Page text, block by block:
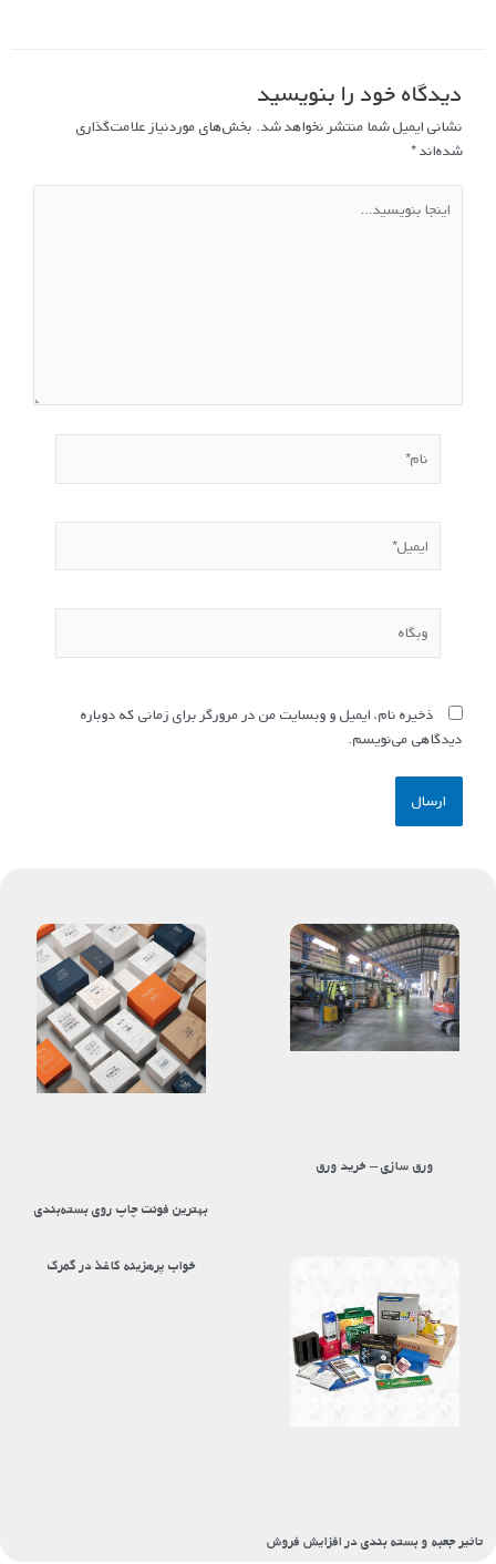
دیدگاه‌ خود را بنویسید
نشانی ایمیل شما منتشر نخواهد شد. بخش‌های موردنیاز علامت‌گذاری
شده‌اند*
بنویسید…
ذخیره نام، ایمیل و وبسایت من در مرورگر برای زمانی که دوباره
دیدگاهی می‌نویسم.
ورق سازی – خرید ورق
بهترین فونت چاپ روی بسته‌بندی
تاثیر جعبه و بسته بندی در افزایش فروش
خواب پرهزینه کاغذ در گمرک